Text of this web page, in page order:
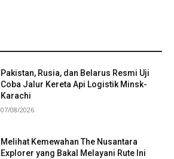
Pakistan, Rusia, dan Belarus Resmi Uji
Coba Jalur Kereta Api Logistik Minsk-
Karachi
07/08/2026
Melihat Kemewahan The Nusantara
Explorer yang Bakal Melayani Rute Ini